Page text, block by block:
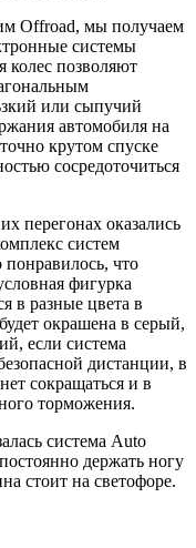
Offroad, мы получаем
системы
колес позволяют
или сыпучий
автомобиля на
крутом спуске
сосредоточиться
перегонах оказались
систем
что
фигурка
в разные цвета в
окрашена в серый,
если система
дистанции, в
сокращаться и в
торможения.
система Auto
держать ногу
стоит на светофоре.